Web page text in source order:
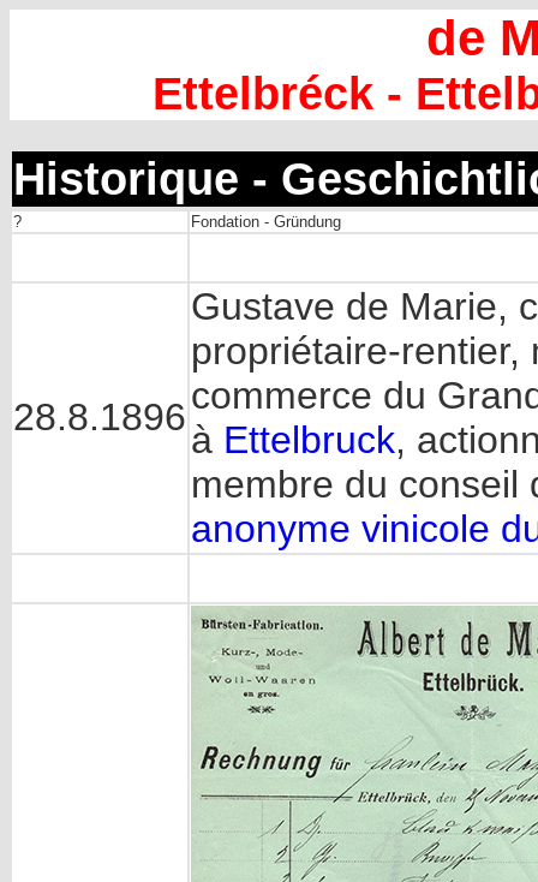
de
Ettelbréck -
Historique -
? Fondation - Gründung
28.8.1896
Gustave de Marie,
propriétaire-rentier,
commerce du
à Ettelbruck,
membre du
anonyme vinicole